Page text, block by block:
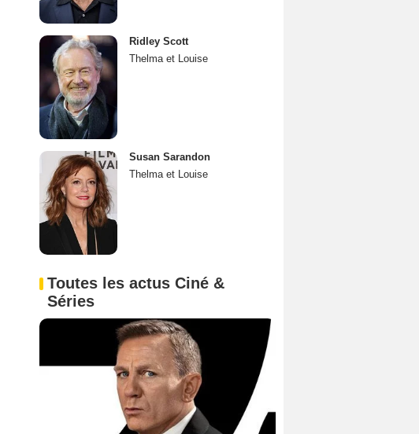
Ridley Scott
Thelma et Louise
Susan Sarandon
Thelma et Louise
Toutes les actus Ciné &
Séries